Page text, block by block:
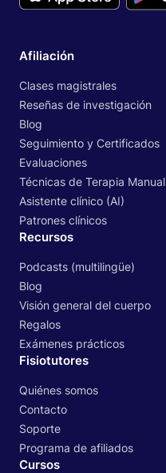
Afiliación
Clases magistrales
Reseñas de investigación
Blog
Seguimiento y Certificados
Evaluaciones
Técnicas de Terapia Manual
Asistente clínico (AI)
Patrones clínicos
Recursos
Podcasts (multilingüe)
Blog
Visión general del cuerpo
Regalos
Exámenes prácticos
Fisiotutores
Quiénes somos
Contacto
Soporte
Programa de afiliados
Cursos